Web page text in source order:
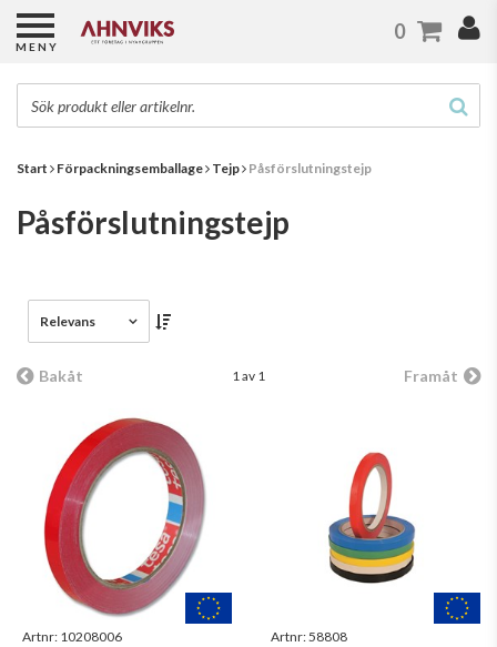
Start Förpackningsemballage Tejp Påsförslutningstejp
Påsförslutningstejp
Relevans
Bakåt 1 av 1 Framåt
Artnr: 10208006 Artnr:58808
MENY
0